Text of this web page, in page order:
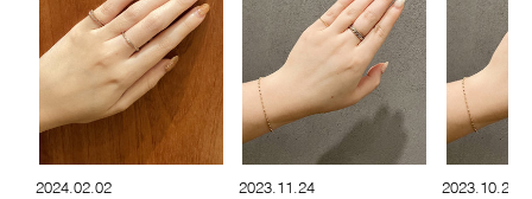
2024.02.02
2023.11.24
2023.10.27